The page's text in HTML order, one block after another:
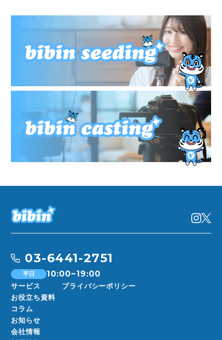
03-6441-2751
平日 10:00~19:00
サービス
お役立ち資料
コラム
お知らせ
会社情報
プライバシーポリシー